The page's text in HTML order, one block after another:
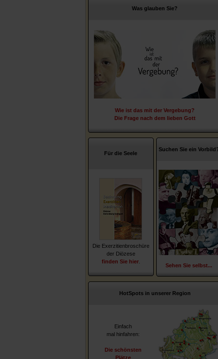
Was glauben Sie?
Wie ist das mit der Vergebung?
Die Frage nach dem lieben Gott
Für die Seele
Die Exerzitienbroschüre
der Diözese
finden Sie hier.
Suchen Sie ein
Sehen Sie selbst...
HotSpots in unserer Region
Einfach
mal hinfahren:
Die schönsten
Plätze